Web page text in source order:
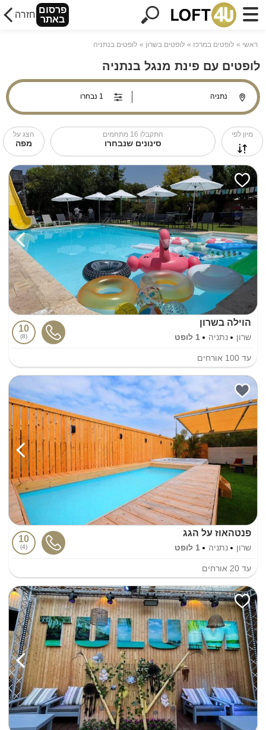
פרסום
באתר חזרה
ראשי לופטים במרכז לופטים בשרון לופטים בנתניה
לופטים עם פינת מנגל בנתניה
מיון לפי התקבלו 16 מתחמים
סינונים שנבחרו
הצג על
מפה
הוילה בשרון
שרון נתניה 1 לופט
10
8
עד 100 אורחים
פנטהאוז על הגג
שרון נתניה 1 לופט
10
4
עד 20 אורחים